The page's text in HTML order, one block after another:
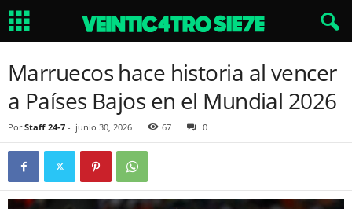
Marruecos hace historia al vencer
a Países Bajos en el Mundial 2026
Por Staff 24-7 - junio 30, 2026 67 0